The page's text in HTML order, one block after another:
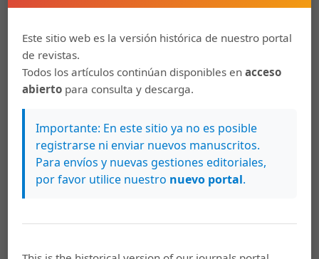
Vol. 14 Núm. 2 (2022)
julio 1, 2022
Vol. 14, no. 2, julio-diciembre 2022
Este sitio web es la versión histórica de nuestro portal
de revistas.
Todos los artículos continúan disponibles enacceso
abierto para consulta y descarga.
Importante: En este sitio ya no es posible
registrarse ni enviar nuevos manuscritos.
Para envíos y nuevas gestiones editoriales,
por favor utilice nuestro nuevo portal.